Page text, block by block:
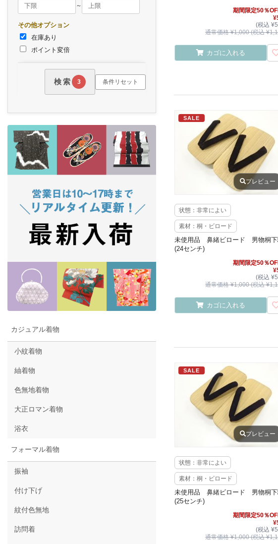
～
その他オプション
在庫あり
ポイント変倍
検索 3 条件リセット
カジュアル着物
小紋着物
紬着物
色無地着物
大正ロマン着物
浴衣
フォーマル着物
振袖
付け下げ
紋付色無地
訪問着
期間限定50％
(税込
通常価格 ¥1,000 (税込
カゴに入れる
SALE
プレビュー
状態：非常によい
素材：桐・ビロード
未使用品 鼻緒ビロード 男物桐下
(24センチ)
期間限定50％
(税込
通常価格 ¥1,000 (税込
カゴに入れる
SALE
プレビュー
状態：非常によい
素材：桐・ビロード
未使用品 鼻緒ビロード 男物桐下
(25センチ)
期間限定50％
(税込
通常価格 ¥1,000 (税込